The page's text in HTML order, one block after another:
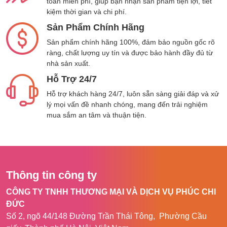
hạn tốc độ để làm quen với máy và chức
năng khóa trẻ em để bảo vệ sự an toàn
của gia đình bạn.
Với động cơ không chổi than và khung hợp
kim nhôm cao cấp, độ bền và độ ổn định
được cải thiện đáng kể. Cho khả năng làm
giảm tiếng ồn đáng để, giúp cho việc luyện
tập không làm ảnh hưởng tới người xung
quanh. Tải trọng tối đa lên tới 110kg, tập thể
Máy Chạy Bộ Thông Minh KingSmith
R2 – Mi Việt Nam
Điều khiển máy chạy bộKingsmith R1S
kiệm thời gian và chi phí.
Sản Phẩm Chính Hãng
Sản phẩm chính hãng 100%, đảm bảo nguồn gốc rõ
ràng, chất lượng uy tín và được bảo hành đầy đủ từ
nhà sản xuất.
Hỗ Trợ 24/7
Hỗ trợ khách hàng 24/7, luôn sẵn sàng giải đáp và xử
lý mọi vấn đề nhanh chóng, mang đến trải nghiệm
mua sắm an tâm và thuận tiện.
Thông tin công ty
CÔNG TY TNHH THƯƠNG MẠI VÀ DỊCH VỤ PHÚC CHI
ĐỨC
Số 2, ngõ 44/148 Đường Trần Thái Tông, Phường Cầu